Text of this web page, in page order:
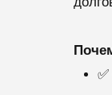
✅